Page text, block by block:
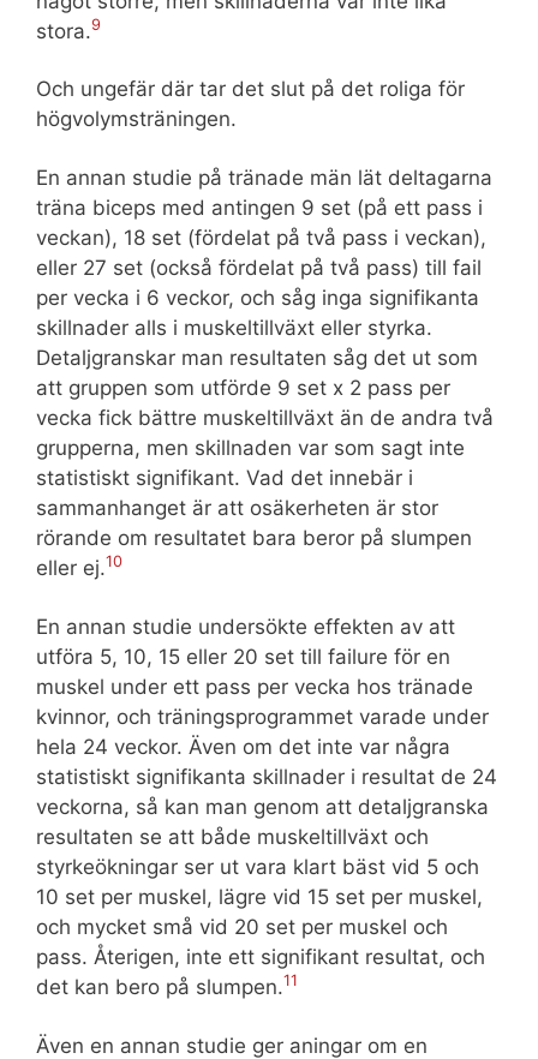
stora.9
Och ungefär där tar det slut på det roliga för
högvolymsträningen.
En annan studie på tränade män lät deltagarna
träna biceps med antingen 9 set (på ett pass i
veckan), 18 set (fördelat på två pass i veckan),
eller 27 set (också fördelat på två pass) till fail
per vecka i 6 veckor, och såg inga signifikanta
skillnader alls i muskeltillväxt eller styrka.
Detaljgranskar man resultaten såg det ut som
att gruppen som utförde 9 set x 2 pass per
vecka fick bättre muskeltillväxt än de andra två
grupperna, men skillnaden var som sagt inte
statistiskt signifikant. Vad det innebär i
sammanhanget är att osäkerheten är stor
rörande om resultatet bara beror på slumpen
eller ej.10
En annan studie undersökte effekten av att
utföra 5, 10, 15 eller 20 set till failure för en
muskel under ett pass per vecka hos tränade
kvinnor, och träningsprogrammet varade under
hela 24 veckor. Även om det inte var några
statistiskt signifikanta skillnader i resultat de 24
veckorna, så kan man genom att detaljgranska
resultaten se att både muskeltillväxt och
styrkeökningar ser ut vara klart bäst vid 5 och
10 set per muskel, lägre vid 15 set per muskel,
och mycket små vid 20 set per muskel och
pass. Återigen, inte ett signifikant resultat, och
det kan bero på slumpen.11
Även en annan studie ger aningar om en